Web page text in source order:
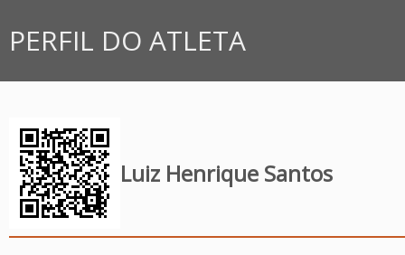
PERFIL DO ATLETA
Luiz Henrique Santos